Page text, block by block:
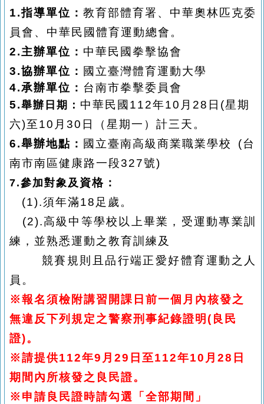
1.指導單位： 教育部體育署、中華奧林匹克委
員會、中華民國體育運動總會。
2.主辦單位： 中華民國拳擊協會
3.協辦單位： 國立臺灣體育運動大學
4.承辦單位： 台南市拳擊委員會
5.舉辦日期： 中華民國 112年10月28日 (星期
六)至10月30日（星期一）計三天。
6.舉辦地點： 國立臺南高級商業職業學校 (台
南市南區健康路一段327號)
7.參加對象及 資格：
(1).須年滿18足歲。
(2).高級中等學校以上畢業，受運動專業訓
練，並熟悉運動之教育訓練及
競賽規則且品行端正愛好體育運動之人
員。
※報名須檢附講習開課日前一個月內核發之
無違反下列規定之警察刑事紀錄證明 (良民
證)。
※請提供112年9月29日至112年10月28日
期間內所核發之良民證。
※ 申請良民證時請勾選「全部期間」